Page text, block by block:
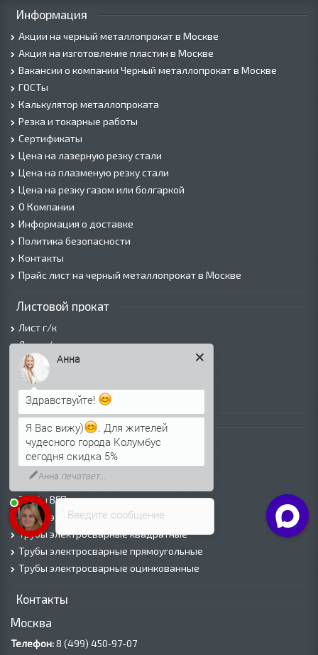
Информация
Акции на черный металлопрокат в Москве
Акция на изготовление пластин в Москве
Вакансии о компании Черный металлопрокат в Москве
ГОСТы
Калькулятор металлопроката
Резка и токарные работы
Сертификаты
Цена на лазерную резку стали
Цена на плазменую резку стали
Цена на резку газом или болгаркой
О Компании
Информация о доставке
Политика безопасности
Контакты
Прайс лист на черный металлопрокат в Москве
Листовой прокат
Лист г/к
Лист х/к
Просечно-вытяжной лист (ПВЛ)
Лист рифленый
Лист оцинкованный
Трубы
Трубы горячедеформированные
Труба холоднодеформированная
Трубы ВГП (Водогазопроводные)
Трубы ВГП оцинкованные
Трубы электросварные круглые
Трубы электросварные квадратные
Трубы электросварные прямоугольные
Трубы электросварные оцинкованные
Контакты
Москва
Телефон:8 (499) 450‑97-07
Введите сообщение
Анна
Здравствуйте!
Я Вас вижу)
. Для жителей
чудесного города Колумбус
сегодня скидка 5%
Анна печатает...